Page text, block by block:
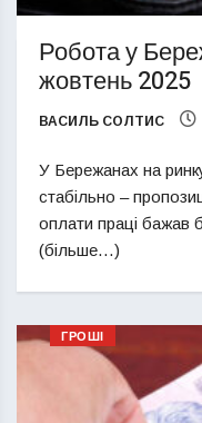
Робота у
жовтень 2025
ВАСИЛЬ СОЛТИС
У Бережанах на
стабільно –
оплати праці бажав
(більше…)
ГРОШІ